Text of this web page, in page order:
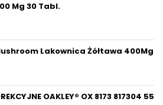
Mg 30 Tabl.
Lakownica Żółtawa 400Mg
OAKLEY® OX 8173 817304 55